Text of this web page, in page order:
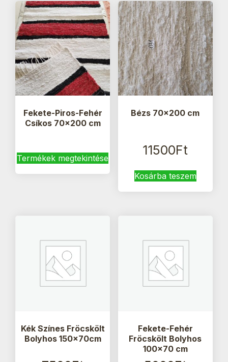
Fekete-Piros-Fehér
Csíkos 70×200 cm
Termékek megtekintése
Bézs 70×200 cm
11500Ft
Kosárba teszem
Kék Színes Fröcskölt
Bolyhos 150x70cm
Fekete-Fehér
Fröcskölt Bolyhos
100×70 cm